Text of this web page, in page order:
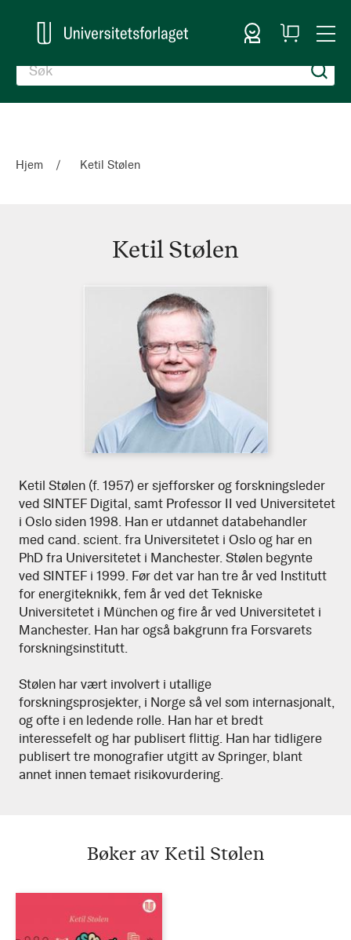
Logg inn
Handlekurv
Hjem Ketil Stølen
Ketil Stølen
ned
høyoppløselig
versjon
av
bildet
Ketil
Stølen
Ketil Stølen (f. 1957) er sjefforsker og forskningsleder
ved SINTEF Digital, samt Professor II ved Universitetet
i Oslo siden 1998. Han er utdannet databehandler
med cand. scient. fra Universitetet i Oslo og har en
PhD fra Universitetet i Manchester. Stølen begynte
ved SINTEF i 1999. Før det var han tre år ved Institutt
for energiteknikk, fem år ved det Tekniske
Universitetet i München og fire år ved Universitetet i
Manchester. Han har også bakgrunn fra Forsvarets
forskningsinstitutt.
Stølen har vært involvert i utallige
forskningsprosjekter, i Norge så vel som internasjonalt,
og ofte i en ledende rolle. Han har et bredt
interessefelt og har publisert flittig. Han har tidligere
publisert tre monografier utgitt av Springer, blant
annet innen temaet risikovurdering.
Bøker av Ketil Stølen